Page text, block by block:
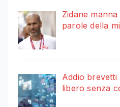
Zidane
parole della
Addio
libero senza